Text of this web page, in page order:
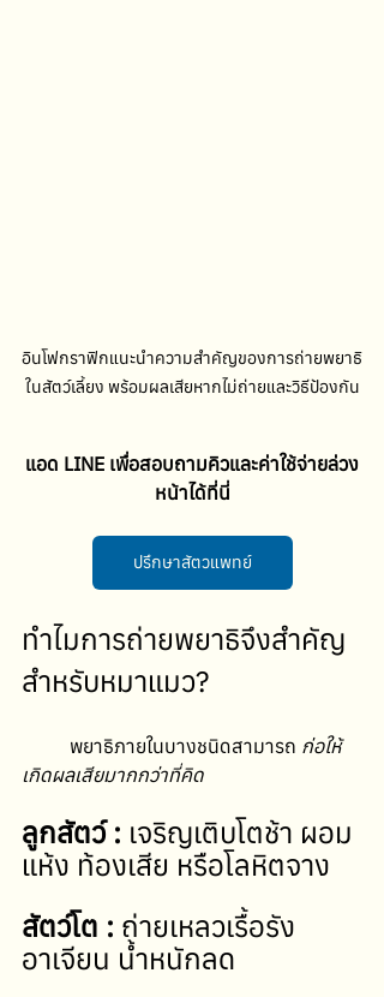
อินโฟกราฟิกแนะนำความสำคัญของการถ่ายพยาธิ
ในสัตว์เลี้ยง พร้อมผลเสียหากไม่ถ่ายและวิธีป้องกัน
แอด LINE เพื่อสอบถามคิวและค่าใช้จ่ายล่วง
หน้าได้ที่นี่
ปรึกษาสัตวแพทย์
ทำไมการถ่ายพยาธิจึงสำคัญ
สำหรับหมาแมว?
	พยาธิภายในบางชนิดสามารถ
ก่อให้
เกิดผลเสียมากกว่าที่คิด
ลูกสัตว์ : เจริญเติบโตช้า ผอม
แห้ง ท้องเสีย หรือโลหิตจาง
สัตว์โต : ถ่ายเหลวเรื้อรัง
อาเจียน น้ำหนักลด